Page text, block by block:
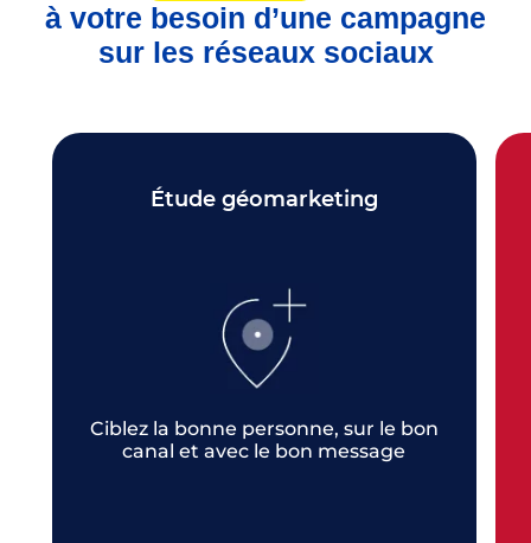
à votre besoin d’une campagne
sur les réseaux sociaux
Étude géomarketing
Ciblez la bonne personne, sur le bon
canal et avec le bon message